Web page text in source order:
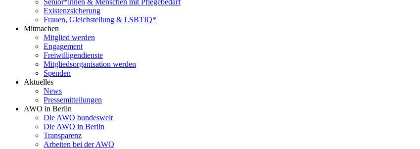
Senior*innen & Menschen mit Pflegebedarf
Existenzsicherung
Frauen, Gleichstellung & LSBTIQ*
Mitmachen
Mitglied werden
Engagement
Freiwilligendienste
Mitgliedsorganisation werden
Spenden
Aktuelles
News
Pressemitteilungen
AWO in Berlin
Die AWO bundesweit
Die AWO in Berlin
Transparenz
Arbeiten bei der AWO